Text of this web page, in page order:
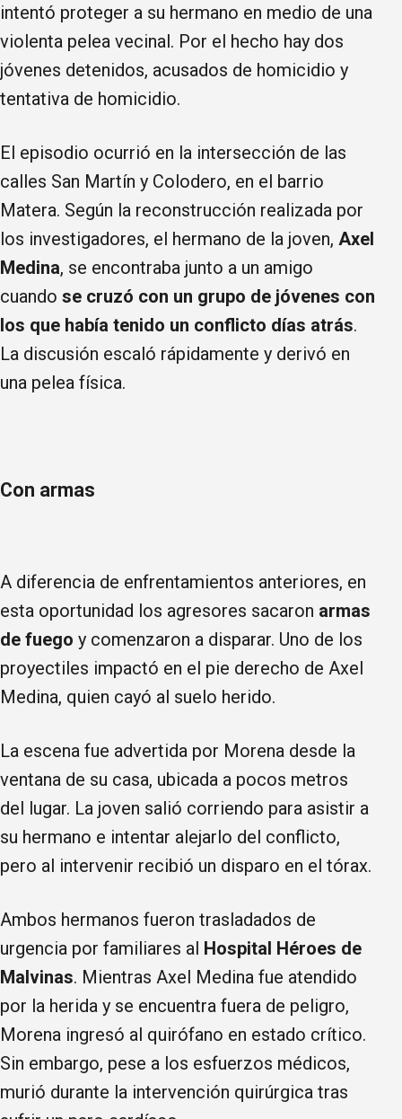
intentó proteger a su hermano en medio de una
violenta pelea vecinal. Por el hecho hay dos
jóvenes detenidos, acusados de homicidio y
tentativa de homicidio.
El episodio ocurrió en la intersección de las
calles San Martín y Colodero, en el barrio
Matera. Según la reconstrucción realizada por
los investigadores, el hermano de la joven, Axel
Medina, se encontraba junto a un amigo
cuando se cruzó con un grupo de jóvenes con
los que había tenido un conflicto días atrás.
La discusión escaló rápidamente y derivó en
una pelea física.
Con armas
A diferencia de enfrentamientos anteriores, en
esta oportunidad los agresores sacaron armas
de fuego y comenzaron a disparar. Uno de los
proyectiles impactó en el pie derecho de Axel
Medina, quien cayó al suelo herido.
La escena fue advertida por Morena desde la
ventana de su casa, ubicada a pocos metros
del lugar. La joven salió corriendo para asistir a
su hermano e intentar alejarlo del conflicto,
pero al intervenir recibió un disparo en el tórax.
Ambos hermanos fueron trasladados de
urgencia por familiares al Hospital Héroes de
Malvinas. Mientras Axel Medina fue atendido
por la herida y se encuentra fuera de peligro,
Morena ingresó al quirófano en estado crítico.
Sin embargo, pese a los esfuerzos médicos,
murió durante la intervención quirúrgica tras